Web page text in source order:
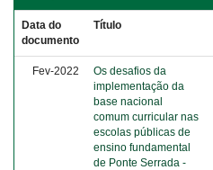
Data do
documento
Título
Fev-2022
Os desafios da
implementação da
base nacional
comum curricular nas
escolas públicas de
ensino fundamental
de Ponte Serrada -